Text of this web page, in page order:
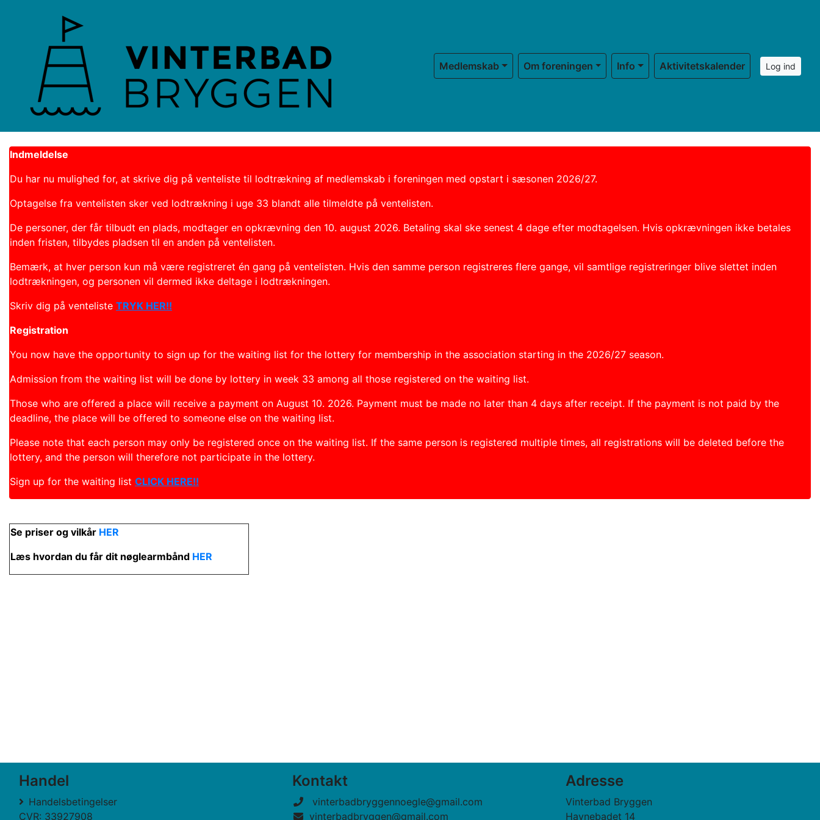
Medlemskab Om foreningen Info Aktivitetskalender Log ind
Indmeldelse
Du har nu mulighed for, at skrive dig på venteliste til lodtrækning af medlemskab i foreningen med opstart i sæsonen 2026/27.
Optagelse fra ventelisten sker ved lodtrækning i uge 33 blandt alle tilmeldte på ventelisten.
De personer, der får tilbudt en plads, modtager en opkrævning den 10. august 2026. Betaling skal ske senest 4 dage efter modtagelsen. Hvis opkrævningen ikke betales
inden fristen, tilbydes pladsen til en anden på ventelisten.
Bemærk, at hver person kun må være registreret én gang på ventelisten. Hvis den samme person registreres flere gange, vil samtlige registreringer blive slettet inden
lodtrækningen, og personen vil dermed ikke deltage i lodtrækningen.
Skriv dig på venteliste TRYK HER!!
Registration
You now have the opportunity to sign up for the waiting list for the lottery for membership in the association starting in the 2026/27 season.
Admission from the waiting list will be done by lottery in week 33 among all those registered on the waiting list.
Those who are offered a place will receive a payment on August 10. 2026. Payment must be made no later than 4 days after receipt. If the payment is not paid by the
deadline, the place will be offered to someone else on the waiting list.
Please note that each person may only be registered once on the waiting list. If the same person is registered multiple times, all registrations will be deleted before the
lottery, and the person will therefore not participate in the lottery.
Sign up for the waiting list CLICK HERE!!
Se priser og vilkår HER
Læs hvordan du får dit nøglearmbånd HER
Handel
Handelsbetingelser
CVR: 33927908
Kontakt
vinterbadbryggennoegle@gmail.com
vinterbadbryggen@gmail.com
Adresse
Vinterbad Bryggen
Havnebadet 14